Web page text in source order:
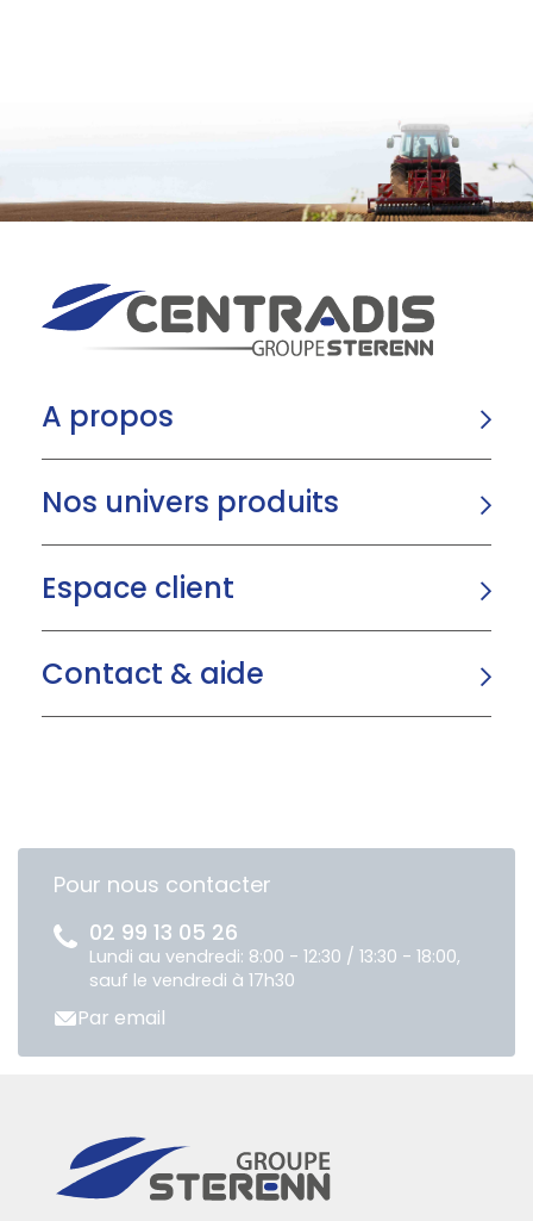
A propos
Nos univers produits
Espace client
Contact & aide
Pour nous contacter
02 99 13 05 26
Lundi au vendredi: 8:00 - 12:30 / 13:30 - 18:00,
sauf le vendredi à 17h30
Par email